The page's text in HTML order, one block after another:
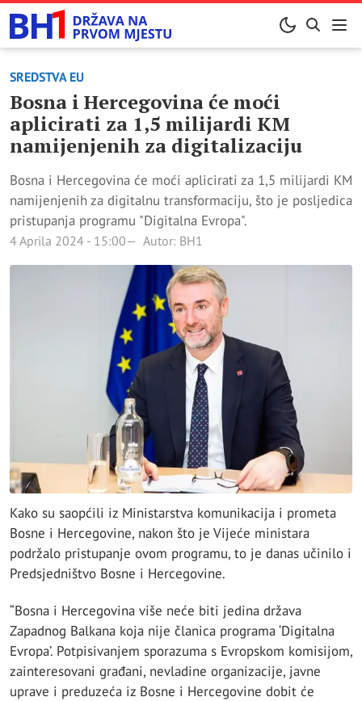
SREDSTVA EU
Bosna i Hercegovina će moći
aplicirati za 1,5 milijardi KM
namijenjenih za digitalizaciju
Bosna i Hercegovina će moći aplicirati za 1,5 milijardi KM
namijenjenih za digitalnu transformaciju, što je posljedica
pristupanja programu "Digitalna Evropa".
4 Aprila 2024 - 15:00 Autor: BH1
Kako su saopćili iz Ministarstva komunikacija i prometa
Bosne i Hercegovine, nakon što je Vijeće ministara
podržalo pristupanje ovom programu, to je danas učinilo i
Predsjedništvo Bosne i Hercegovine.
“Bosna i Hercegovina više neće biti jedina država
Zapadnog Balkana koja nije članica programa ‘Digitalna
Evropa’. Potpisivanjem sporazuma s Evropskom komisijom,
zainteresovani građani, nevladine organizacije, javne
uprave i preduzeća iz Bosne i Hercegovine dobit će